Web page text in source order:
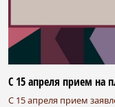
С 15 апреля прием на
С 15 апреля прием